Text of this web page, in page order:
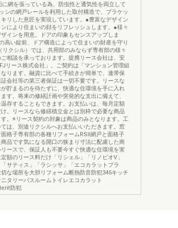
に網を張っている為、防虫性と通気性を両立して
シの網戸レールを利用した取付構造で、ブラケッ
キリした意匠を実現しています。●豊富なデザイン
により住まいの顔をリフレッシュします。●様々
インを用意。ドアの印象もセンスアップしま
高い錠前、ドア構造によって住まいの財産を守り
リクシル）では、共用部のみならず専有部の様々
相談を承っております。提携リース会社は、安
リース株式会社」。ご契約は「マンション管理組
ります。融資に比べて手続きが簡単で、連帯保
会社等の第三者保証は一切不要です。リースな
が貯まるのを待たずに、快適な住環境を手に入れ
す。将来の修繕計画や突発的な支出に備えて、
存することもできます。お支払いは、毎月定額
。リースなら修繕積立金とは別枠で必要な商品
。※リース契約の対象は商品のみとなります。工
は、別途リクシルへお支払いいただきます。窓
格子専有部の各種リフォームRSⅡ網戸と面格子
品です気になる開口の狭まり寸法に配慮した商
ースで、保証人も不要今すぐ快適な住環境を実
額のリース料だけ「リシェル」「リノビオV」
「サティス」「ラシッサ」「エコカラットプラ
な場所を大胆リフォーム断熱防音防犯345キッチ
タリーバスルームトイレエコカラット
防犯